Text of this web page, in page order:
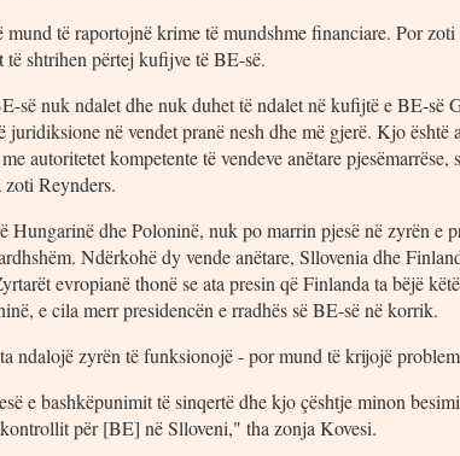
të raportojnë krime të mundshme financiare. Por
shtrihen përtej kufijve të BE-së.
së nuk ndalet dhe nuk duhet të ndalet në kufijtë e BE-së
juridiksione në vendet pranë nesh dhe më gjerë. Kjo është
autoritetet kompetente të vendeve anëtare pjesëmarrëse,
zoti Reynders.
Hungarinë dhe Poloninë, nuk po marrin pjesë në zyrën e
Ndërkohë dy vende anëtare, Sllovenia dhe
evropianë thonë se ata presin që Finlanda ta bëjë
e cila merr presidencën e rradhës së BE-së në korrik.
ndalojë zyrën të funksionojë - por mund të krijojë
e bashkëpunimit të sinqertë dhe kjo çështje minon
për [BE] në Slloveni," tha zonja Kovesi.